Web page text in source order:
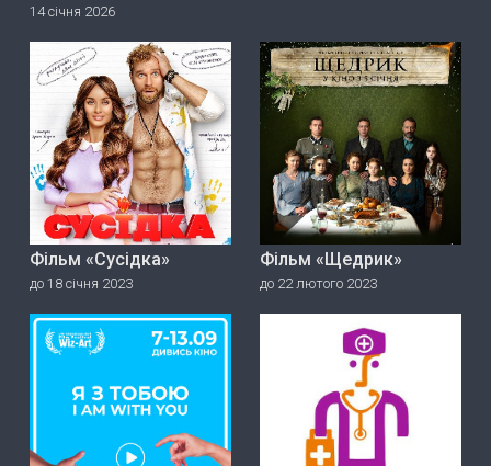
14 січня 2026
Фільм «Сусідка»
до 18 січня 2023
Фільм «Щедрик»
до 22 лютого 2023